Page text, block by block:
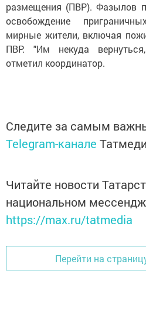
размещения (ПВР). Фазылов
освобождение
мирные жители, включая
ПВР. "Им некуда
отметил координатор.
Следите за самым
Telegram-канале
Читайте новости
национальном
https://max.ru/tatmedia
Перейти на